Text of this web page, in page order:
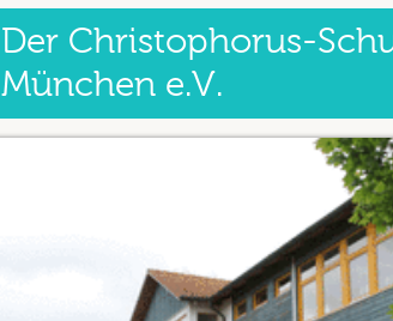
Der Christophorus-
München e.V.